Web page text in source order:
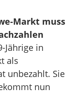
Markt muss
Jährige in
als
unbezahlt. Sie
nun